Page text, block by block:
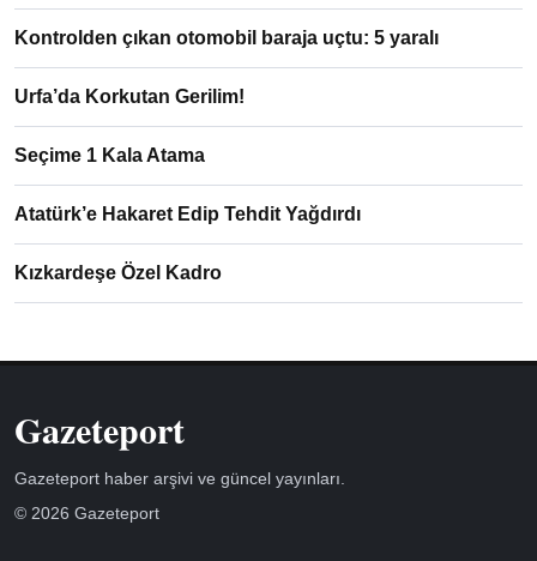
Kontrolden çıkan otomobil baraja uçtu: 5 yaralı
Urfa’da Korkutan Gerilim!
Seçime 1 Kala Atama
Atatürk’e Hakaret Edip Tehdit Yağdırdı
Kızkardeşe Özel Kadro
Gazeteport
Gazeteport haber arşivi ve güncel yayınları.
© 2026 Gazeteport